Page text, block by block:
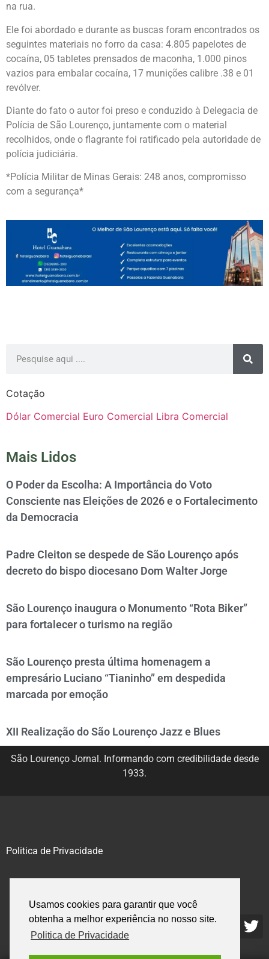
Usamos cookies para garantir que você
obtenha a melhor experiência no nosso site.
Politica de Privacidade
na rua.
Ele foi abordado e durante as buscas foram encontrados os
seguintes materiais no forro da casa: 4.805 papelotes de
cocaína, 05 tabletes prensados de maconha, 1.000 pinos
vazios para embalar cocaína, 17 munições calibre .38 e 01
revólver.
Diante do fato o autor foi preso e conduzido à Delegacia de
Polícia de São Lourenço, juntamente com o material
recolhidos, onde o flagrante foi ratificado pela autoridade de
polícia judiciária.
*Polícia Militar de Minas Gerais: 248 anos, compromisso
com a segurança*
Cotação
Dólar Comercial Euro Comercial Libra Comercial
Mais Lidos
O Poder da Escolha: A Importância do Voto
Consciente nas Eleições de 2026 e o Fortalecimento
da Democracia
Padre Cleiton se despede de São Lourenço após
decreto do bispo diocesano Dom Walter Jorge
São Lourenço inaugura o Monumento “Rota Biker”
para fortalecer o turismo na região
São Lourenço presta última homenagem a
empresário Luciano “Tianinho” em despedida
marcada por emoção
XII Realização do São Lourenço Jazz e Blues
São Lourenço Jornal. Informando com credibilidade desde
1933.
Politica de Privacidade